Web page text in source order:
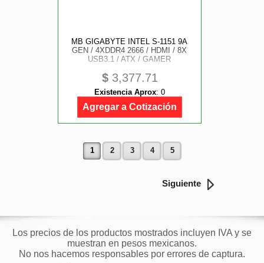
MB GIGABYTE INTEL S-1151 9A
GEN / 4XDDR4 2666 / HDMI / 8X
USB3.1 / ATX / GAMER
$3,377.71
Existencia Aprox: 0
Agregar a Cotización
1 2 3 4 5
Siguiente
Los precios de los productos mostrados incluyen IVA y se
muestran en pesos mexicanos.
No nos hacemos responsables por errores de captura.